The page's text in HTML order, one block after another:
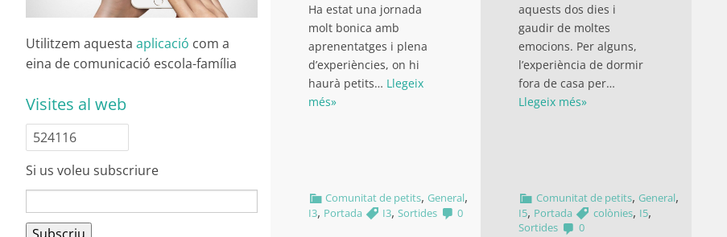
Ha estat una jornada
molt bonica amb
aprenentatges i plena
d’experiències, on hi
haurà petits… Llegeix
més»
Comunitat de petits,General,
I3, Portada I3,Sortides 0
aquests dos dies i
gaudir de moltes
emocions. Per alguns,
l’experiència de dormir
fora de casa per…
Llegeix més»
Comunitat de petits, General,
I5, Portada colònies, I5,
Sortides 0
Utilitzem aquesta aplicació com a
eina de comunicació escola-família
Visites al web
524116
Si us voleu subscriure